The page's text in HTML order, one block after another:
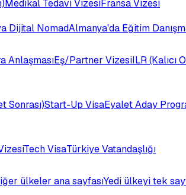
Medikal Tedavi VizesiFransa Vizesi
Dijital NomadAlmanya'da Eğitim
AnlaşmasıEş/Partner VizesiILR (Kalıcı
Sonrası)Start-Up VisaEyalet Aday
Tech VisaTürkiye Vatandaşlığı
ülkeler ana sayfasıYedi ülkeyi tek